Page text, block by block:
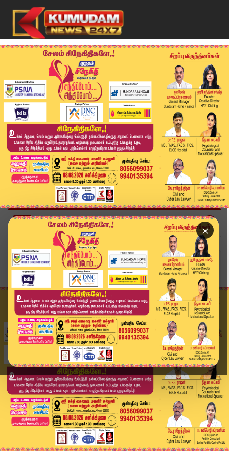
×
Home
வீடியோ ஸ்டோரி
தவெகவில் சேருகிறாரா வைத்திலிங்கம்? | Vaithiling...